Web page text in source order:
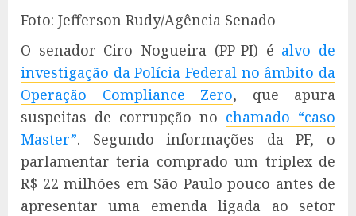
Foto: Jefferson Rudy/Agência Senado
O senador Ciro Nogueira (PP-PI) é alvo de
investigação da Polícia Federal no âmbito da
Operação Compliance Zero, que apura
suspeitas de corrupção no chamado “caso
Master”. Segundo informações da PF, o
parlamentar teria comprado um triplex de
R$ 22 milhões em São Paulo pouco antes de
apresentar uma emenda ligada ao setor